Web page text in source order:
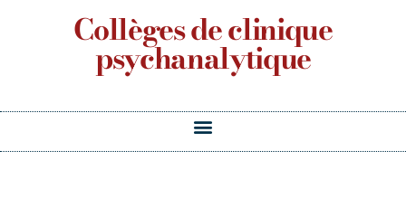
Collèges de clinique
psychanalytique